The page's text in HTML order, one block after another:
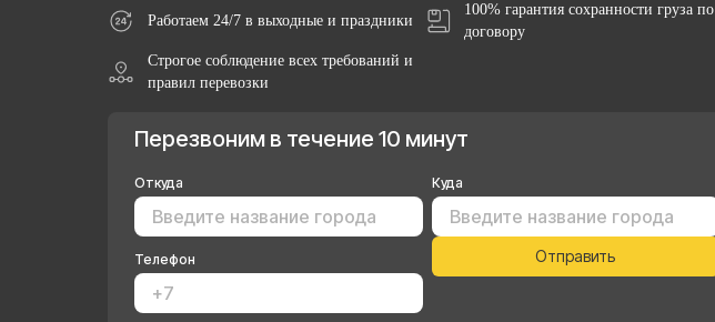
Работаем 24/7 в выходные и праздники
100% гарантия сохранности груза по
договору
Строгое соблюдение всех требований и
правил перевозки
Перезвоним в течение 10 минут
Откуда Куда
Телефон